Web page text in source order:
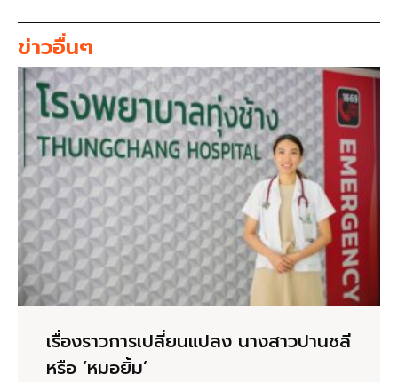
ข่าวอื่นๆ
เรื่องราวการเปลี่ยนแปลง นางสาวปานชลี
หรือ ‘หมอยิ้ม’